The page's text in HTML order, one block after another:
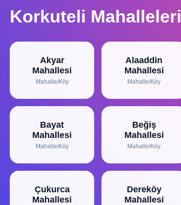
Korkuteli Mahalleleri
Akyar
Mahallesi
Mahalle/Köy
Alaaddin
Mahallesi
Mahalle/Köy
Bayat
Mahallesi
Mahalle/Köy
Beğiş
Mahallesi
Mahalle/Köy
Çukurca
Mahallesi
Dereköy
Mahallesi